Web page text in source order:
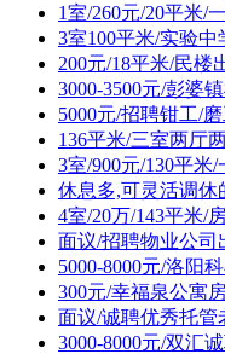
1室/260元/20平米/
3室100平米/实验
200元/18平米/民楼
3000-3500元/彭婆
5000元/招聘钳工/
136平米/三室两厅
3室/900元/130平米
休息多,可灵活调休
4室/20万/143平米/
面议/招聘物业公司
5000-8000元/洛阳
300元/幸福泉公寓
面议/诚聘优秀托管
3000-8000元/双汇